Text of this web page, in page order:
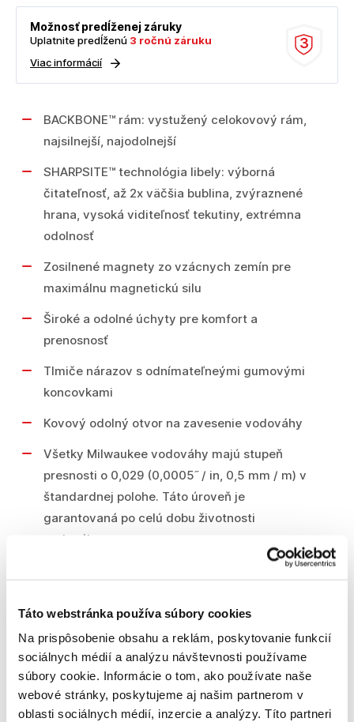
Táto webstránka používa súbory cookies
Na prispôsobenie obsahu a reklám, poskytovanie funkcií
sociálnych médií a analýzu návštevnosti používame
súbory cookie. Informácie o tom, ako používate naše
webové stránky, poskytujeme aj našim partnerom v
oblasti sociálnych médií, inzercie a analýzy. Títo partneri
3
Možnosť predĺženej záruky
Uplatnite predĺženú 3 ročnú záruku
Viac informácií
BACKBONE™ rám: vystužený celokovový rám,
najsilnejší, najodolnejší
SHARPSITE™ technológia libely: výborná
čitateľnosť, až 2x väčšia bublina, zvýraznené
hrana, vysoká viditeľnosť tekutiny, extrémna
odolnosť
Zosilnené magnety zo vzácnych zemín pre
maximálnu magnetickú silu
Široké a odolné úchyty pre komfort a
prenosnosť
Tlmiče nárazov s odnímateľneými gumovými
koncovkami
Kovový odolný otvor na zavesenie vodováhy
Všetky Milwaukee vodováhy majú stupeň
presnosti o 0,029 (0,0005˝ / in, 0,5 mm / m) v
štandardnej polohe. Táto úroveň je
garantovaná po celú dobu životnosti
vodováhy.
Kód produktu 4932459073
Množstvo v balení 1
Dĺžka [cm] 200